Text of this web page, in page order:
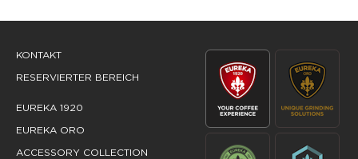
KONTAKT
RESERVIERTER BEREICH
EUREKA 1920
EUREKA ORO
ACCESSORY COLLECTION